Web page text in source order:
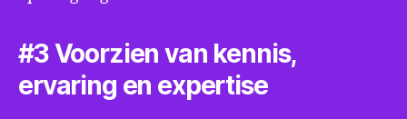
#3 Voorzien van kennis,
ervaring en expertise